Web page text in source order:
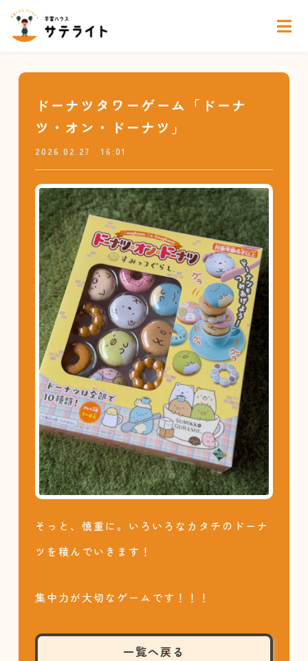
ドーナツタワーゲーム「ドーナ
ツ・オン・ドーナツ」
2026.02.27 16:01
そっと、慎重に。いろいろなカタチのドーナ
ツを積んでいきます！
集中力が大切なゲームです！！！
一覧へ戻る